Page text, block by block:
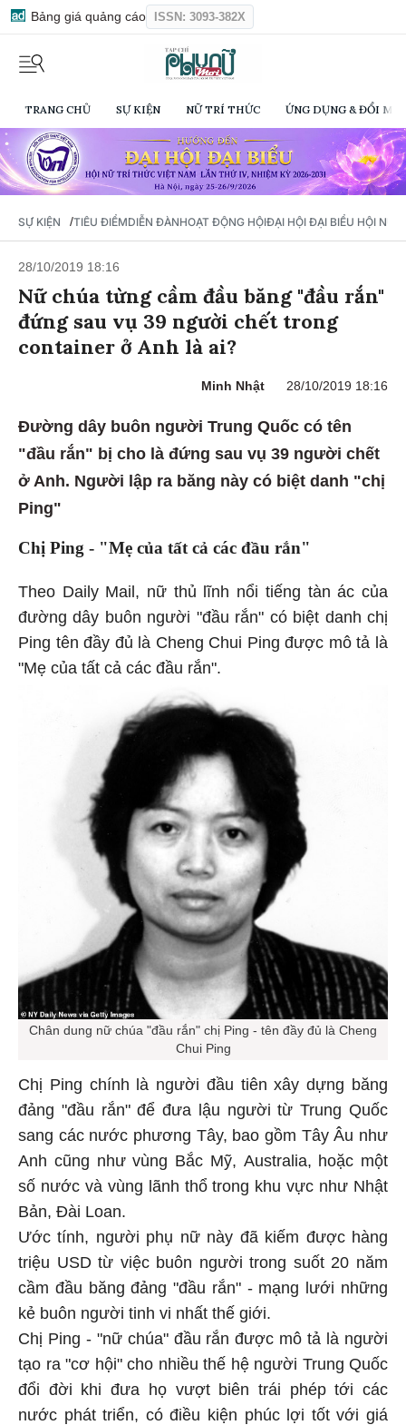
Bảng giá quảng cáo ISSN: 3093-382X
TRANG CHỦ SỰ KIỆN NỮ TRÍ THỨC ỨNG DỤNG & ĐỔI
SỰ KIỆN /TIÊU ĐIỂMDIỄN ĐÀNHOẠT ĐỘNG HỘIĐẠI HỘI ĐẠI BIỂU HỘI NỮ
28/10/2019 18:16
Nữ chúa từng cầm đầu băng "đầu rắn"
đứng sau vụ 39 người chết trong
container ở Anh là ai?
Minh Nhật 28/10/2019 18:16
Đường dây buôn người Trung Quốc có tên
"đầu rắn" bị cho là đứng sau vụ 39 người chết
ở Anh. Người lập ra băng này có biệt danh "chị
Ping"
Chị Ping - "Mẹ của tất cả các đầu rắn"
Theo Daily Mail, nữ thủ lĩnh nổi tiếng tàn ác của
đường dây buôn người "đầu rắn" có biệt danh chị
Ping tên đầy đủ là Cheng Chui Ping được mô tả là
"Mẹ của tất cả các đầu rắn".
Chân dung nữ chúa "đầu rắn" chị Ping - tên đầy đủ là Cheng
Chui Ping
Chị Ping chính là người đầu tiên xây dựng băng
đảng "đầu rắn" để đưa lậu người từ Trung Quốc
sang các nước phương Tây, bao gồm Tây Âu như
Anh cũng như vùng Bắc Mỹ, Australia, hoặc một
số nước và vùng lãnh thổ trong khu vực như Nhật
Bản, Đài Loan.
Ước tính, người phụ nữ này đã kiếm được hàng
triệu USD từ việc buôn người trong suốt 20 năm
cầm đầu băng đảng "đầu rắn" - mạng lưới những
kẻ buôn người tinh vi nhất thế giới.
Chị Ping - "nữ chúa" đầu rắn được mô tả là người
tạo ra "cơ hội" cho nhiều thế hệ người Trung Quốc
đổi đời khi đưa họ vượt biên trái phép tới các
nước phát triển, có điều kiện phúc lợi tốt với giá